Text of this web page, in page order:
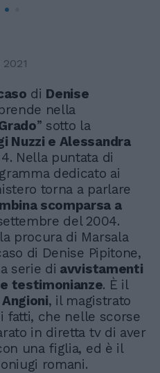
di Denise
nella
” sotto la
Nuzzi e Alessandra
Nella puntata di
dedicato ai
torna a parlare
scomparsa a
del 2004.
procura di Marsala
di Denise Pipitone,
serie di avvistamenti
testimonianze. È il
Angioni, il magistrato
fatti, che nelle scorse
in diretta tv di aver
una figlia, ed è il
romani.